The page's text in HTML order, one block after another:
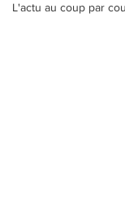
L'actu au coup par